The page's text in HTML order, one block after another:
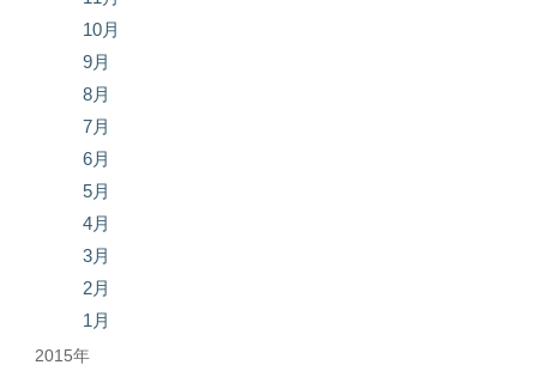
10月
9月
8月
7月
6月
5月
4月
3月
2月
1月
2015年